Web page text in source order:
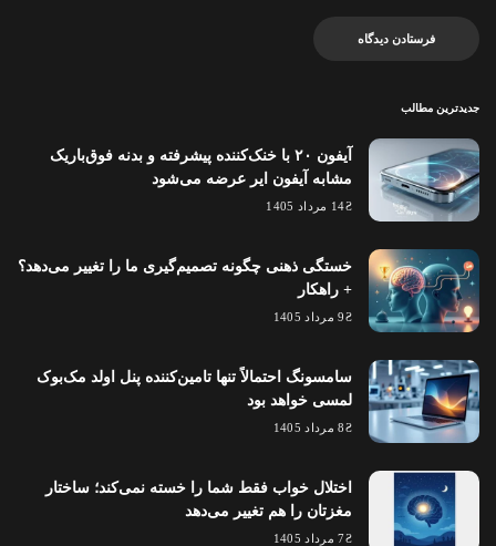
جدیدترین مطالب
آیفون ۲۰ با خنک‌کننده پیشرفته و بدنه فوق‌باریک
مشابه آیفون ایر عرضه می‌شود
14 مرداد 1405
خستگی ذهنی چگونه تصمیم‌گیری ما را تغییر می‌دهد؟
+ راهکار
9 مرداد 1405
سامسونگ احتمالاً تنها تامین‌کننده پنل اولد مک‌بوک
لمسی خواهد بود
8 مرداد 1405
اختلال خواب فقط شما را خسته نمی‌کند؛ ساختار
مغزتان را هم تغییر می‌دهد
7 مرداد 1405